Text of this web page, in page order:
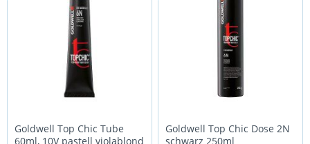
Goldwell Top Chic Tube
60ml, 10V pastell violablond
Goldwell Top Chic Dose 2N
schwarz 250ml